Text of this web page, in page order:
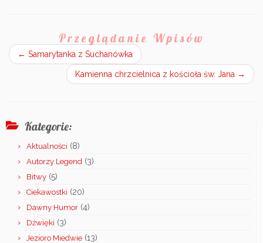
Przeglądanie Wpisów
← Samarytanka z Suchanówka
Kamienna chrzcielnica z kościoła św. Jana →
Kategorie:
Aktualności (8)
Autorzy Legend (3)
Bitwy (5)
Ciekawostki (20)
Dawny Humor (4)
Dźwięki (3)
Jezioro Miedwie (13)